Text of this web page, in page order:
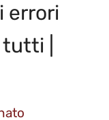
errori
|